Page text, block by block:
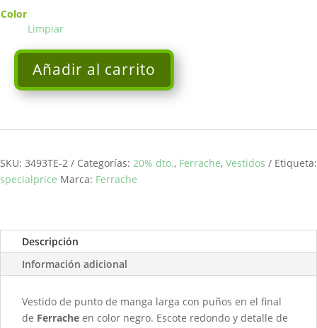
Color
Limpiar
Vestido
FERRACHE
cantidad
Añadir al carrito
SKU: 3493TE-2 Categorías: 20% dto., Ferrache, Vestidos
Etiqueta:
specialprice Marca: Ferrache
Descripción
Información adicional
Vestido de punto de manga larga con puños en el final
de Ferrache en color negro. Escote redondo y detalle de